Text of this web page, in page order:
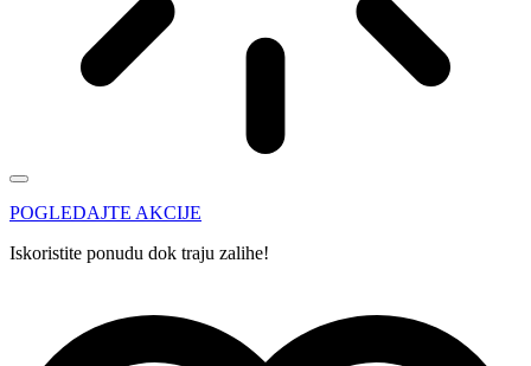
POGLEDAJTE AKCIJE
Iskoristite ponudu dok traju zalihe!